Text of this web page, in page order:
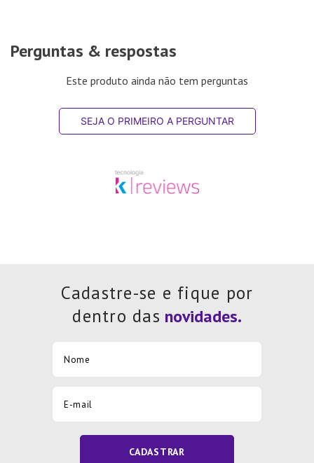
Perguntas & respostas
Este produto ainda não tem perguntas
SEJA O PRIMEIRO A PERGUNTAR
Cadastre-se e fique por
dentro das
CADASTRAR